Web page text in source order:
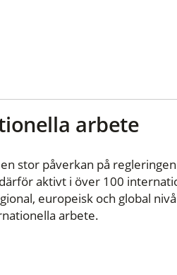
arbete
stor påverkan på
aktivt i över 100
europeisk och global
arbete.